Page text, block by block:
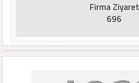
Firma Ziyaret
696